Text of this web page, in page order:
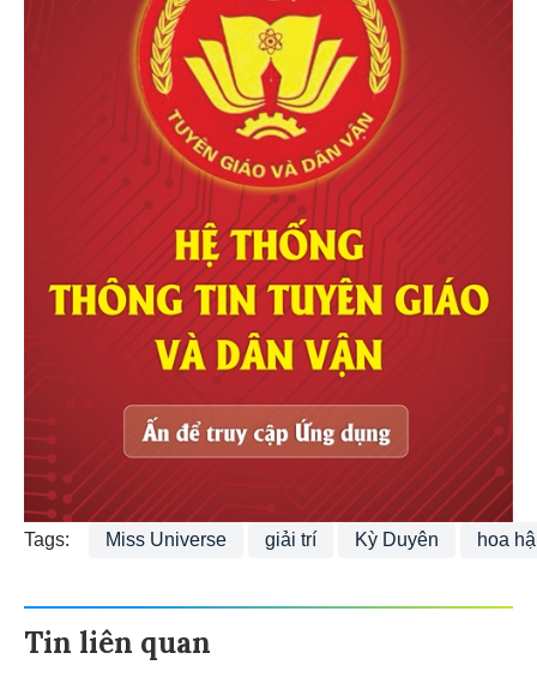
Tags: Miss Universe giải trí Kỳ Duyên hoa
Tin liên quan